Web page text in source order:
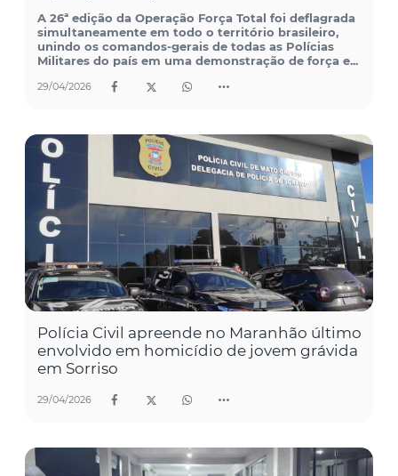
A 26ª edição da Operação Força Total foi deflagrada
simultaneamente em todo o território brasileiro,
unindo os comandos-gerais de todas as Polícias
Militares do país em uma demonstração de força e...
29/04/2026
Polícia Civil apreende no Maranhão último
envolvido em homicídio de jovem grávida
em Sorriso
29/04/2026